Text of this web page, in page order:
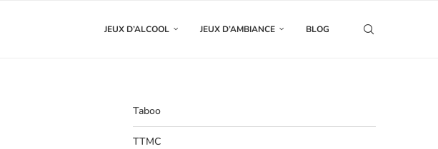
JEUX D’ALCOOL JEUX D’AMBIANCE BLOG
Taboo
TTMC